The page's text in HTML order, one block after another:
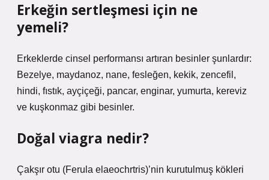
Erkeğin sertleşmesi için ne
yemeli?
Erkeklerde cinsel performansı artıran besinler şunlardır:
Bezelye, maydanoz, nane, fesleğen, kekik, zencefil,
hindi, fıstık, ayçiçeği, pancar, enginar, yumurta, kereviz
ve kuşkonmaz gibi besinler.
Doğal viagra nedir?
Çakşır otu (Ferula elaeochrtris)’nin kurutulmuş kökleri